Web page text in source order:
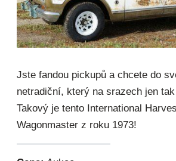
Jste fandou pickupů a chcete do
netradiční, který na srazech jen
Takový je tento International
Wagonmaster z roku 1973!